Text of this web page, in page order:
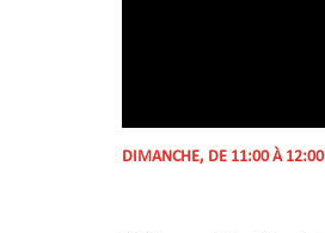
DIMANCHE, DE 11:00 À 12:00